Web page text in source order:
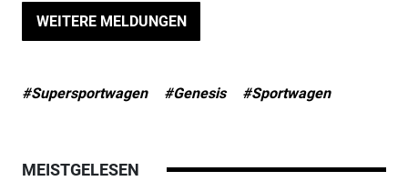
WEITERE MELDUNGEN
#Supersportwagen #Genesis #Sportwagen
MEISTGELESEN